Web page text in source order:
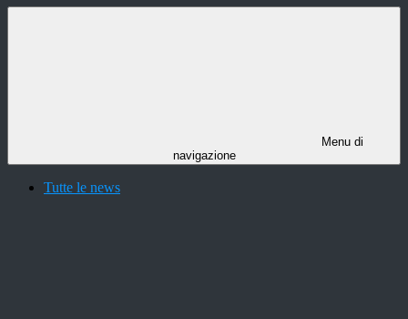
Menu di
navigazione
Tutte le news